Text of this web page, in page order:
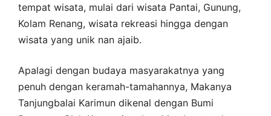
tempat wisata, mulai dari wisata Pantai, Gunung,
Kolam Renang, wisata rekreasi hingga dengan
wisata yang unik nan ajaib.
Apalagi dengan budaya masyarakatnya yang
penuh dengan keramah-tamahannya, Makanya
Tanjungbalai Karimun dikenal dengan Bumi